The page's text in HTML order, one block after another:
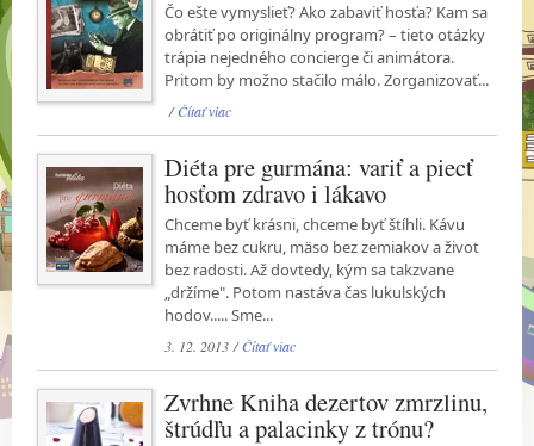
Čo ešte vymyslieť? Ako zabaviť hosťa? Kam sa
obrátiť po originálny program? – tieto otázky
trápia nejedného concierge či animátora.
Pritom by možno stačilo málo. Zorganizovať...
/Čítať viac
Diéta pre gurmána: variť a piecť
hosťom zdravo i lákavo
Chceme byť krásni, chceme byť štíhli. Kávu
máme bez cukru, mäso bez zemiakov a život
bez radosti. Až dovtedy, kým sa takzvane
„držíme". Potom nastáva čas lukulských
hodov..... Sme...
3. 12. 2013 /Čítať viac
Zvrhne Kniha dezertov zmrzlinu,
štrúdľu a palacinky z trónu?